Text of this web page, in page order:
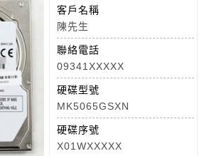
客戶名稱
陳先生
聯絡電話
09341XXXXX
硬碟型號
MK5065GSXN
硬碟序號
X01WXXXXX